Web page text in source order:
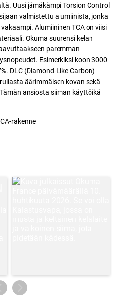
Uusi jämäkämpi Torsion Control
valmistettu alumiinista, jonka
Alumiininen TCA on viisi
Okuma suurensi kelan
paremman
Esimerkiksi koon 3000
DLC (Diamond-Like Carbon)
äärimmäisen kovan sekä
ansiosta siiman käyttöikä
rakenne